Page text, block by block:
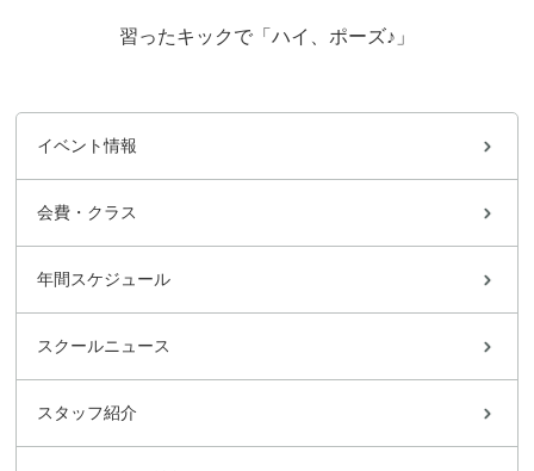
習ったキックで「ハイ、ポーズ♪」
イベント情報
会費・クラス
年間スケジュール
スクールニュース
スタッフ紹介